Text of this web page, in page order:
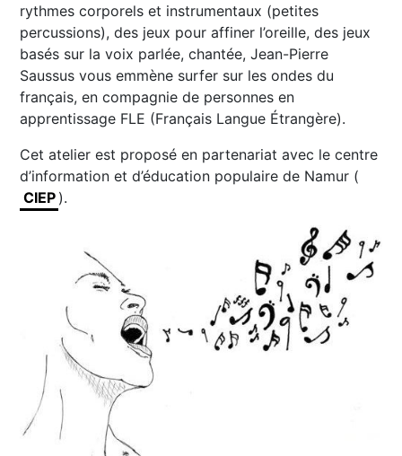
rythmes corporels et instrumentaux (petites
percussions), des jeux pour affiner l’oreille, des jeux
basés sur la voix parlée, chantée, Jean-Pierre
Saussus vous emmène surfer sur les ondes du
français, en compagnie de personnes en
apprentissage FLE (Français Langue Étrangère).
Cet atelier est proposé en partenariat avec le centre
d’information et d’éducation populaire de Namur (
CIEP ).